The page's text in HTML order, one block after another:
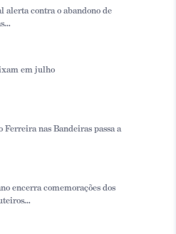
alerta contra o abandono de
em julho
Ferreira nas Bandeiras passa a
encerra comemorações dos